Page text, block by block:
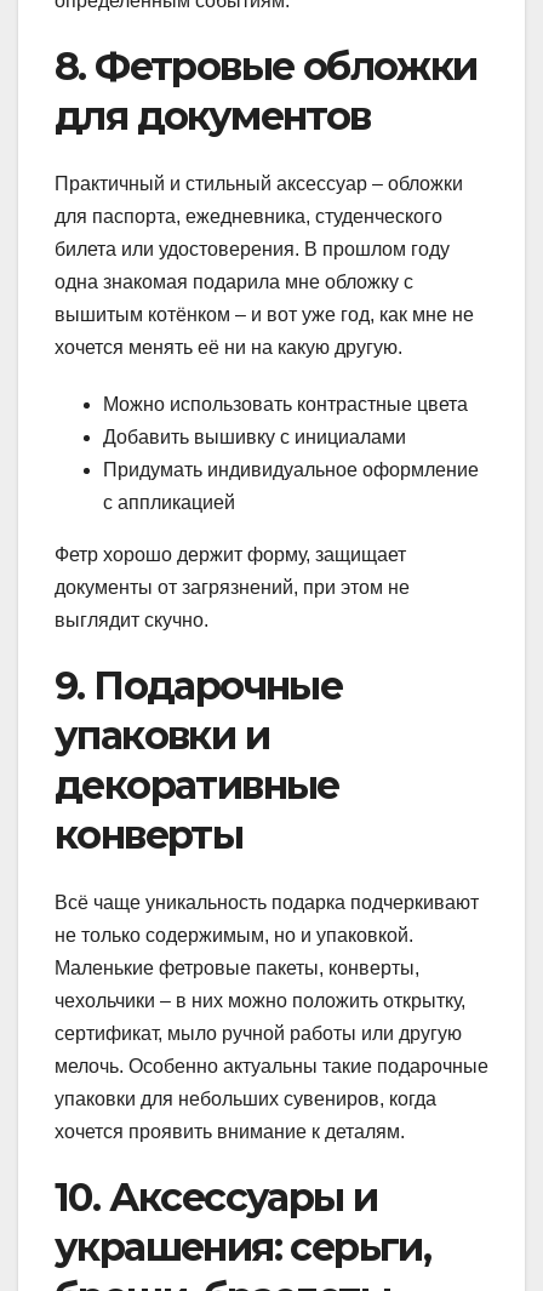
8. Фетровые обложки
для документов
Практичный и стильный аксессуар – обложки
для паспорта, ежедневника, студенческого
билета или удостоверения. В прошлом году
одна знакомая подарила мне обложку с
вышитым котёнком – и вот уже год, как мне не
хочется менять её ни на какую другую.
Можно использовать контрастные цвета
Добавить вышивку с инициалами
Придумать индивидуальное оформление
с аппликацией
Фетр хорошо держит форму, защищает
документы от загрязнений, при этом не
выглядит скучно.
9. Подарочные
упаковки и
декоративные
конверты
Всё чаще уникальность подарка подчеркивают
не только содержимым, но и упаковкой.
Маленькие фетровые пакеты, конверты,
чехольчики – в них можно положить открытку,
сертификат, мыло ручной работы или другую
мелочь. Особенно актуальны такие подарочные
упаковки для небольших сувениров, когда
хочется проявить внимание к деталям.
10. Аксессуары и
украшения: серьги,